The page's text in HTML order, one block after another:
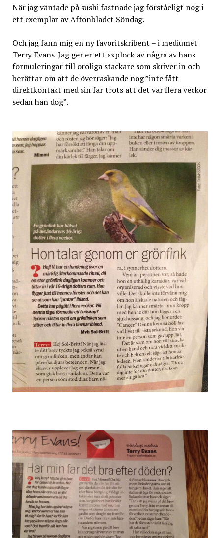
När jag väntade på sushi fastnade jag förståeligt nog i
ett exemplar av Aftonbladet Söndag.
Och jag fann mig en ny favoritskribent – i mediumet
Terry Evans. Jag ger er ett axplock av några av hans
formuleringar till oroliga stackare som skriver in och
berättar om att de överraskande nog ”inte fått
direktkontakt med sin far trots att det var flera veckor
sedan han dog”.